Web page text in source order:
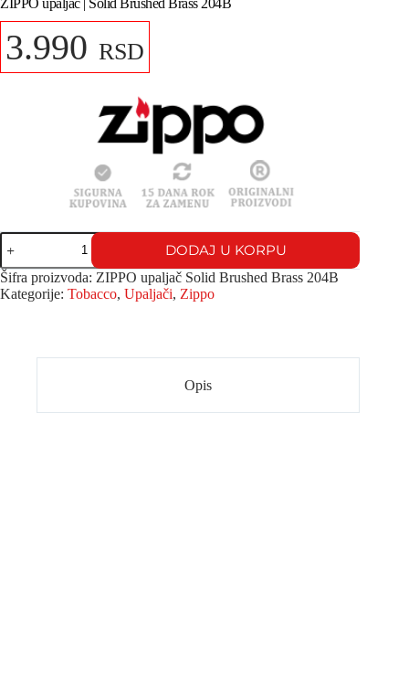
3.990 RSD
DODAJ U KORPU
Šifra proizvoda: ZIPPO upaljač Solid Brushed Brass 204B
Kategorije: Tobacco, Upaljači, Zippo
Opis